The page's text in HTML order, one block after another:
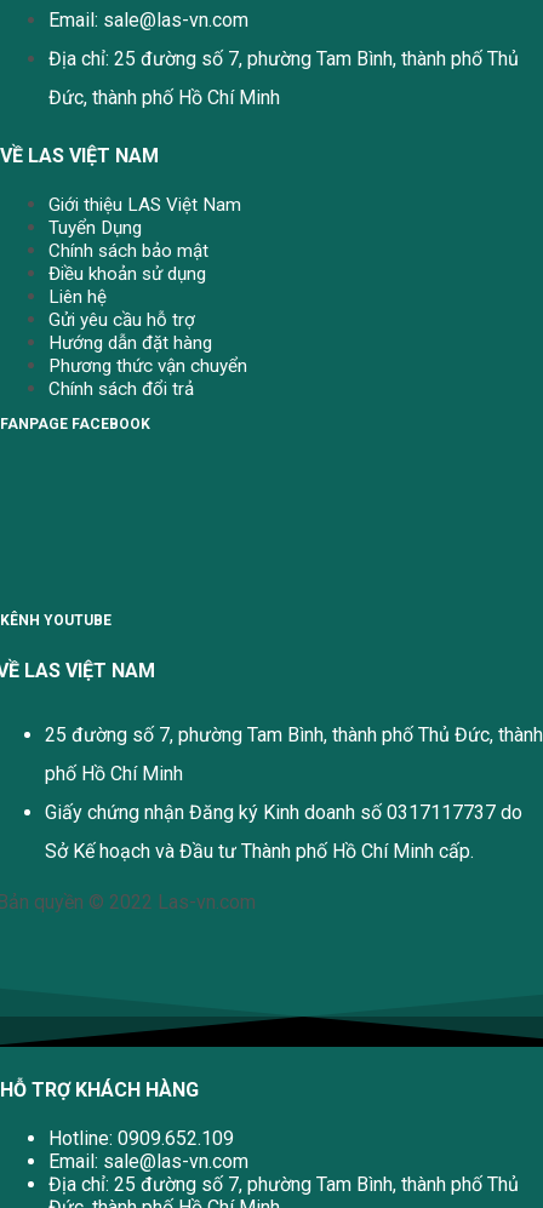
Email: sale@las-vn.com
Địa chỉ: 25 đường số 7, phường Tam Bình, thành phố Thủ
Đức, thành phố Hồ Chí Minh
VỀ LAS VIỆT NAM
Giới thiệu LAS Việt Nam
Tuyển Dụng
Chính sách bảo mật
Điều khoản sử dụng
Liên hệ
Gửi yêu cầu hỗ trợ
Hướng dẫn đặt hàng
Phương thức vận chuyển
Chính sách đổi trả
FANPAGE FACEBOOK
KÊNH YOUTUBE
LAS VIỆT NAM
25 đường số 7, phường Tam Bình, thành phố Thủ Đức, thành
phố Hồ Chí Minh
Giấy chứng nhận Đăng ký Kinh doanh số 0317117737 do
Sở Kế hoạch và Đầu tư Thành phố Hồ Chí Minh cấp.
quyền © 2022 Las-vn.com
HỖ TRỢ KHÁCH HÀNG
Hotline: 0909.652.109
Email: sale@las-vn.com
Địa chỉ: 25 đường số 7, phường Tam Bình, thành phố Thủ